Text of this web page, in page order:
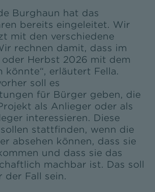
Burghaun hat das
bereits eingeleitet. Wir
mit den verschiedene
rechnen damit, dass im
Herbst 2026 mit dem
könnte“, erläutert Fella.
soll es
für Bürger geben, die
als Anlieger oder als
interessieren. Diese
stattfinden, wenn die
absehen können, dass sie
und dass sie das
machbar ist. Das soll
der Fall sein.